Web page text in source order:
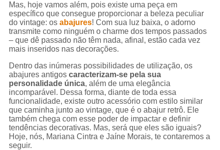
Mas, hoje vamos além, pois existe uma peça em
específico que consegue proporcionar a beleza peculiar
do vintage: os abajures! Com sua luz baixa, o adorno
transmite como ninguém o charme dos tempos passados
– que dê passado não têm nada, afinal, estão cada vez
mais inseridos nas decorações.
Dentro das inúmeras possibilidades de utilização, os
abajures antigos caracterizam-se pela sua
personalidade única, além de uma elegância
incomparável. Dessa forma, diante de toda essa
funcionalidade, existe outro acessório com estilo similar
que caminha junto ao vintage, que é o abajur retrô. Ele
também chega com esse poder de impactar e definir
tendências decorativas. Mas, será que eles são iguais?
Hoje, nós, Mariana Cintra e Jaíne Morais, te contaremos a
seguir.